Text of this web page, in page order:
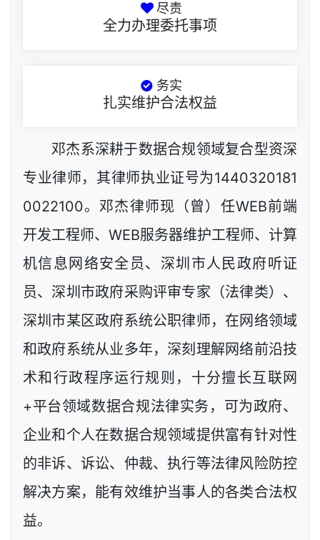
尽责
全力办理委托事项
务实
扎实维护合法权益
邓杰系深耕于数据合规领域复合型资深
专业律师，其律师执业证号为1440320181
0022100。邓杰律师现（曾）任WEB前端
开发工程师、WEB服务器维护工程师、计算
机信息网络安全员、深圳市人民政府听证
员、深圳市政府采购评审专家（法律类）、
深圳市某区政府系统公职律师，在网络领域
和政府系统从业多年，深刻理解网络前沿技
术和行政程序运行规则，十分擅长互联网
+平台领域数据合规法律实务，可为政府、
企业和个人在数据合规领域提供富有针对性
的非诉、诉讼、仲裁、执行等法律风险防控
解决方案，能有效维护当事人的各类合法权
益。